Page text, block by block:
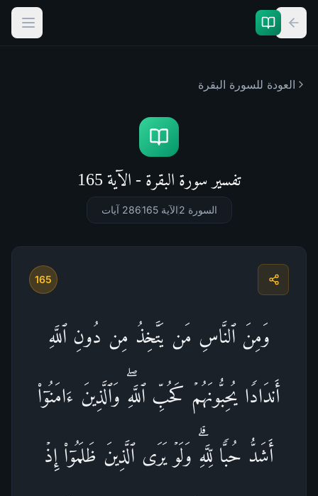
العودة للسورة البقرة
تفسير سورة البقرة - الآية 165
السورة 2 الآية 165 286 آيات
165
وَمِنَ ٱلنَّاسِ مَن یَتَّخِذُ مِن دُونِ ٱللَّهِ
أَندَادࣰا یُحِبُّونَهُمۡ كَحُبِّ ٱللَّهِۖ وَٱلَّذِینَ ءَامَنُوۤا۟
أَشَدُّ حُبࣰّا لِّلَّهِۗ وَلَوۡ یَرَى ٱلَّذِینَ ظَلَمُوۤا۟ إِذۡ